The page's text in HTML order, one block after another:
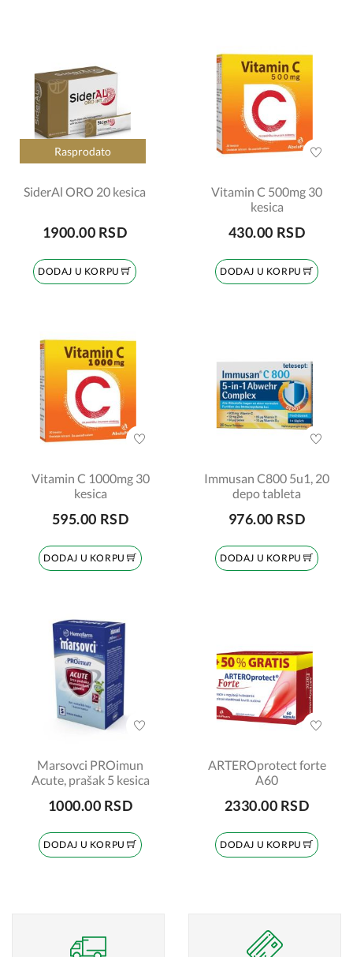
Rasprodato
SiderAl ORO 20 kesica
1900.00 RSD
DODAJ U KORPU
Vitamin C 500mg 30
kesica
430.00 RSD
DODAJ U KORPU
Vitamin C 1000mg 30
kesica
595.00 RSD
DODAJ U KORPU
Immusan C800 5u1, 20
depo tableta
976.00 RSD
DODAJ U KORPU
Marsovci PROimun
Acute, prašak 5 kesica
1000.00 RSD
DODAJ U KORPU
ARTEROprotect forte
A60
2330.00 RSD
DODAJ U KORPU